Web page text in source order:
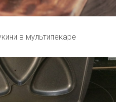
в мультипекаре